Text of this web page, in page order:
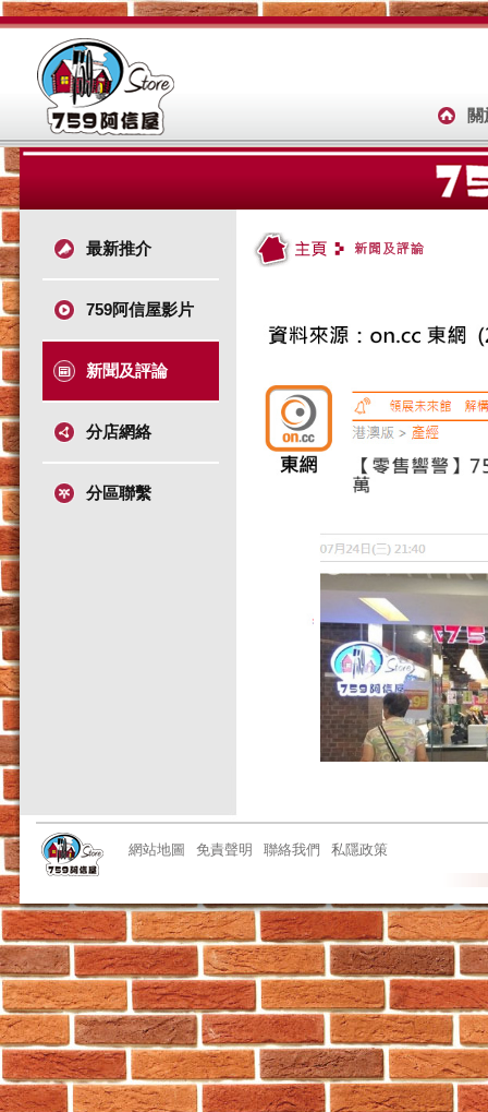
最新推介
759阿信屋影片
新聞及評論
分店網絡
分區聯繫
網站地圖 免責聲明 聯絡我們 私隱政策